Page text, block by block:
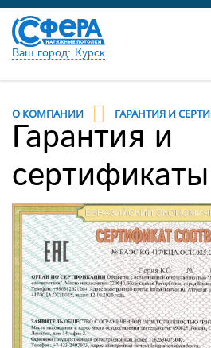
Ваш город: Курск
О КОМПАНИИ ГАРАНТИЯ И
Гарантия и
сертификаты